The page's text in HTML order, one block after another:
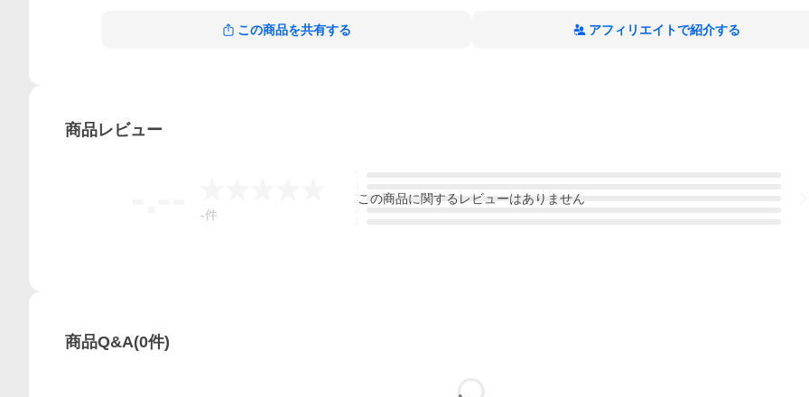
この商品を共有する アフィリエイトで紹介する
商品レビュー
-件
この商品に関するレビューはありません
商品Q&A(0件)